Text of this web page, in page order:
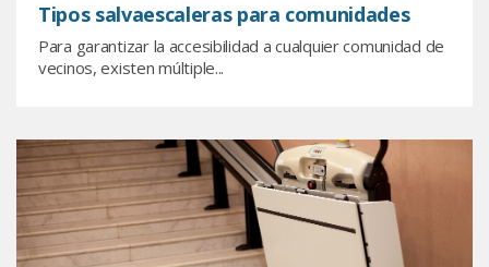
Tipos salvaescaleras para comunidades
Para garantizar la accesibilidad a cualquier comunidad de
vecinos, existen múltiple...